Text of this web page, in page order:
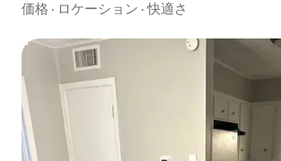
価格 · ロケーション ·快適さ